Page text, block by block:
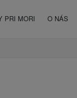
PRI MORI O NÁS